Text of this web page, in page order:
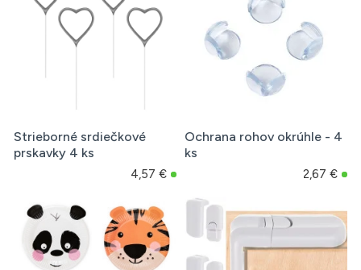
Strieborné srdiečkové
prskavky 4 ks
4,57 €
Ochrana rohov okrúhle - 4
ks
2,67 €